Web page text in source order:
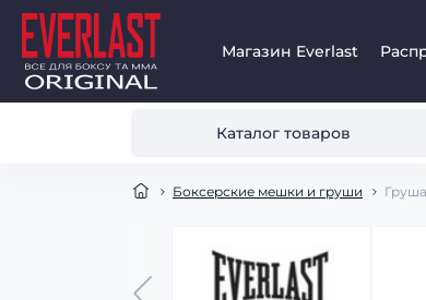
Магазин Everlast
Каталог товаров
Боксерские мешки и груши